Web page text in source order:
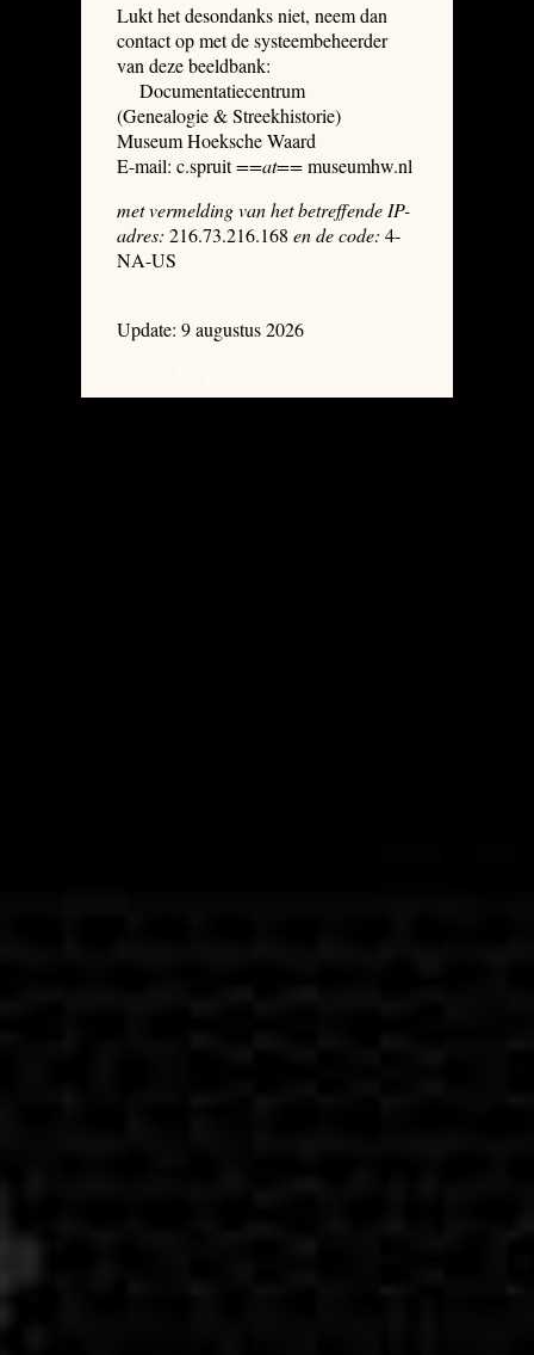
Lukt het desondanks niet, neem dan
contact op met de systeembeheerder
van deze beeldbank:
Documentatiecentrum
(Genealogie & Streekhistorie)
Museum Hoeksche Waard
E-mail: c.spruit==at==museumhw.nl
met vermelding van het betreffende IP-
adres: 216.73.216.168 en de code: 4-
NA-US
Update: 9 augustus 2026